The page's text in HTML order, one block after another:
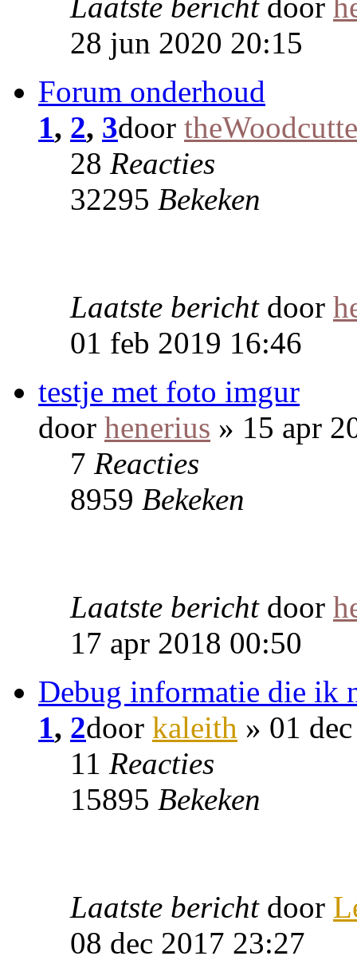
28 jun 2020 20:15
Forum onderhoud
1, 2, 3door
28 Reacties
32295 Bekeken
Laatste bericht door
01 feb 2019 16:46
testje met foto imgur
door henerius » 15 apr
7 Reacties
8959 Bekeken
Laatste bericht door
17 apr 2018 00:50
Debug informatie die ik
1, 2door kaleith » 01
11 Reacties
15895 Bekeken
Laatste bericht door
08 dec 2017 23:27